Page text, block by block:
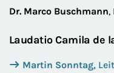
Dr. Marco Buschmann,
Laudatio Camila de
Martin Sonntag,